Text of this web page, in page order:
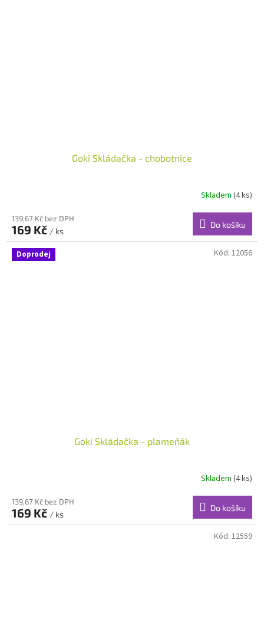
Goki Skládačka - chobotnice
Skladem (4 ks)
139,67 Kč bez DPH
169 Kč / ks
Do košíku
Doprodej
Goki Skládačka - plameňák
Skladem (4 ks)
139,67 Kč bez DPH
169 Kč / ks
Do košíku
Kód: 12056
Kód: 12559